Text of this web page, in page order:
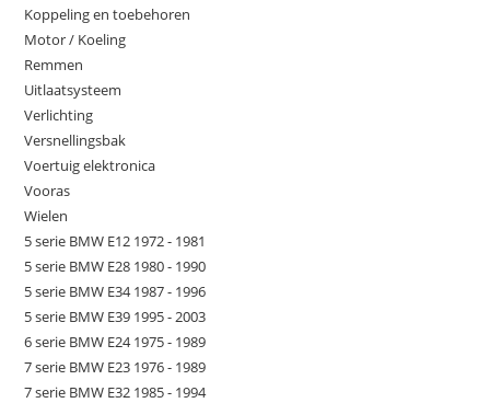
Koppeling en toebehoren
Motor / Koeling
Remmen
Uitlaatsysteem
Verlichting
Versnellingsbak
Voertuig elektronica
Vooras
Wielen
5 serie BMW E12 1972 - 1981
5 serie BMW E28 1980 - 1990
5 serie BMW E34 1987 - 1996
5 serie BMW E39 1995 - 2003
6 serie BMW E24 1975 - 1989
7 serie BMW E23 1976 - 1989
7 serie BMW E32 1985 - 1994